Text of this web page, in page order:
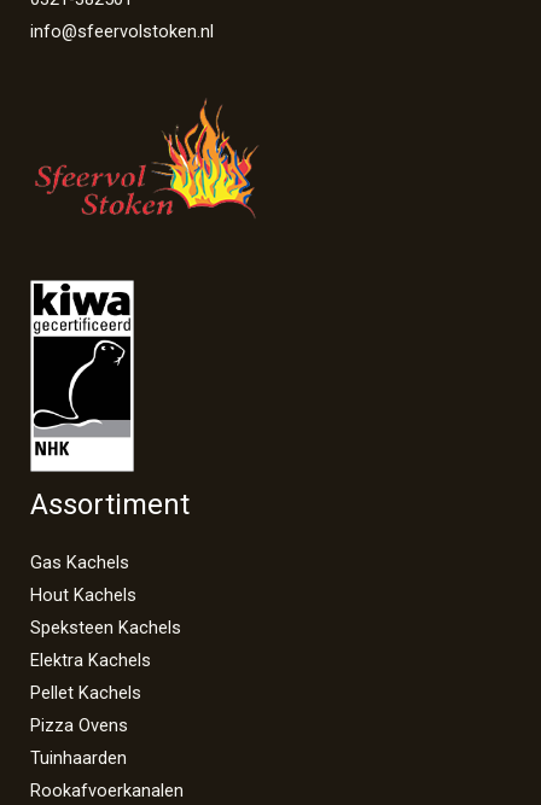
info@sfeervolstoken.nl
Assortiment
Gas Kachels
Hout Kachels
Speksteen Kachels
Elektra Kachels
Pellet Kachels
Pizza Ovens
Tuinhaarden
Rookafvoerkanalen